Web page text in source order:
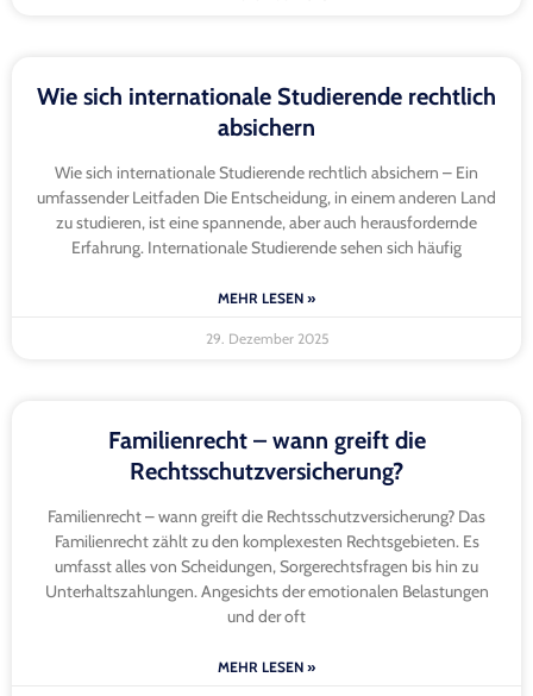
Wie sich internationale Studierende rechtlich
absichern
Wie sich internationale Studierende rechtlich absichern – Ein
umfassender Leitfaden Die Entscheidung, in einem anderen Land
zu studieren, ist eine spannende, aber auch herausfordernde
Erfahrung. Internationale Studierende sehen sich häufig
MEHR LESEN »
29. Dezember 2025
Familienrecht – wann greift die
Rechtsschutzversicherung?
Familienrecht – wann greift die Rechtsschutzversicherung? Das
Familienrecht zählt zu den komplexesten Rechtsgebieten. Es
umfasst alles von Scheidungen, Sorgerechtsfragen bis hin zu
Unterhaltszahlungen. Angesichts der emotionalen Belastungen
und der oft
MEHR LESEN »